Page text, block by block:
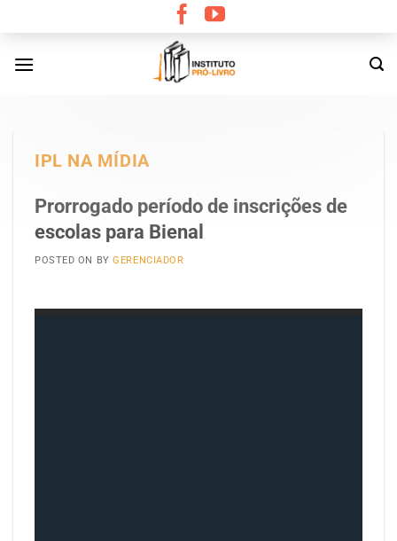
content
IPL NA MÍDIA
Prorrogado período de inscrições de
escolas para Bienal
POSTED ON BYGERENCIADOR